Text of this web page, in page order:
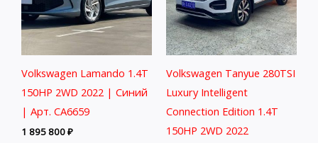
Volkswagen Lamando 1.4T
150HP 2WD 2022 | Синий
| Арт. CA6659
1 895 800₽
Volkswagen Tanyue 280TSI
Luxury Intelligent
Connection Edition 1.4T
150HP 2WD 2022